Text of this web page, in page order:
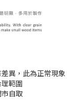
異，此為正常現象
範圍
自取